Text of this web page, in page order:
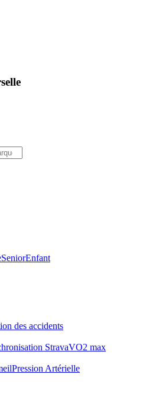
SeniorEnfant
des accidents
StravaVO2 max
Pression Artérielle